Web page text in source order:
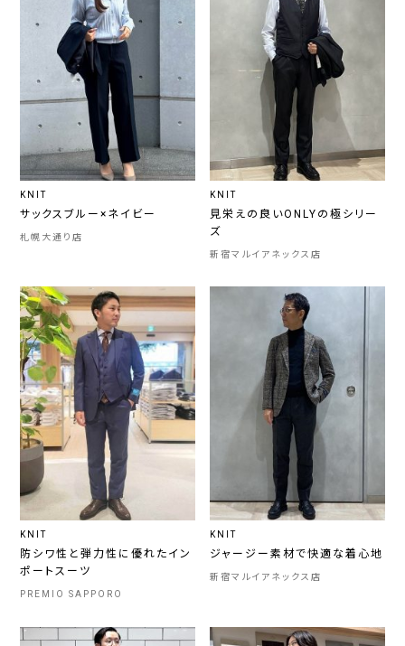
KNIT
サックスブルー×ネイビー
札幌大通り店
KNIT
見栄えの良いONLYの極シリー
ズ
新宿マルイアネックス店
KNIT
防シワ性と弾力性に優れたイン
ポートスーツ
PREMIO SAPPORO
KNIT
ジャージー素材で快適な着心地
新宿マルイアネックス店